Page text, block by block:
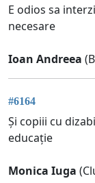
E odios sa
necesare
Ioan Andreea
#6164
Și copiii cu
educație
Monica Iuga